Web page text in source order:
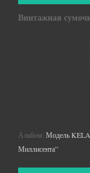
Винтажная
Альбом: Модель
Миллисента”